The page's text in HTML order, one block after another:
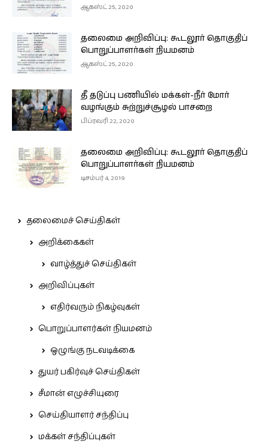
ஆகஸ்ட் 25, 2020
தலைமை அறிவிப்பு: கூடலூர் தொகுதிப்
பொறுப்பாளர்கள் நியமனம்
ஆகஸ்ட் 25, 2020
தீ தடுப்பு பணியில் மக்கள்-நீர் மோர்
வழங்கும் சுற்றுச்சூழல் பாசறை
பிப்ரவரி 22, 2020
தலைமை அறிவிப்பு: கூடலூர் தொகுதிப்
பொறுப்பாளர்கள் நியமனம்
டிசம்பர் 4, 2019
தலைமைச் செய்திகள்
அறிக்கைகள்
வாழ்த்துச் செய்திகள்
அறிவிப்புகள்
எதிர்வரும் நிகழ்வுகள்
பொறுப்பாளர்கள் நியமனம்
ஒழுங்கு நடவடிக்கை
துயர் பகிர்வுச் செய்திகள்
சீமான் எழுச்சியுரை
செய்தியாளர் சந்திப்பு
மக்கள் சந்திப்புகள்